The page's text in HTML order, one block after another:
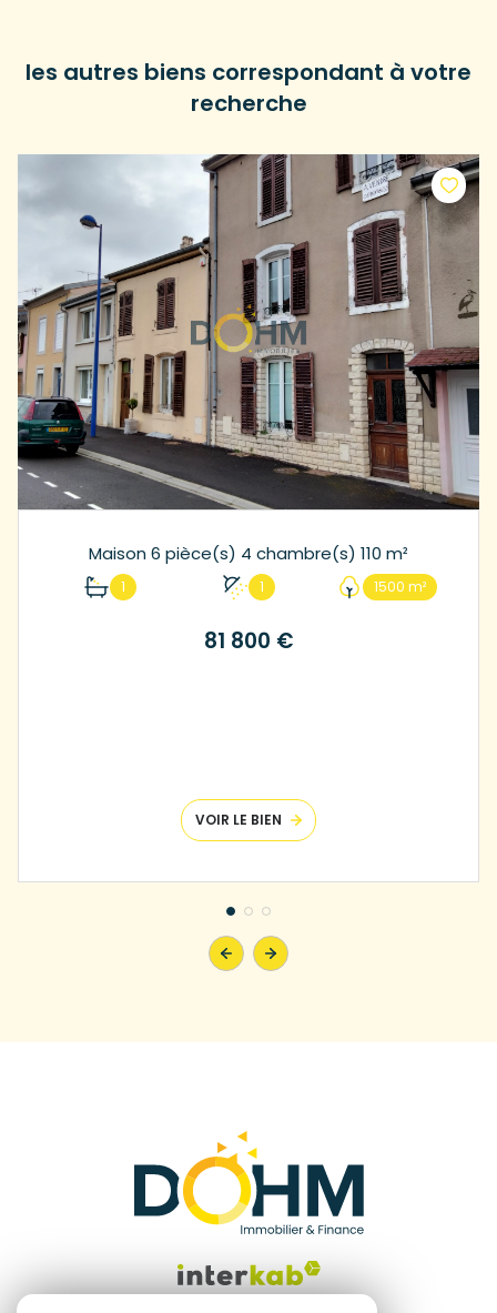
les autres biens correspondant à votre
recherche
Maison 6 pièce(s) 4 chambre(s) 110 m²
1 1 1500 m²
81 800 €
VOIR LE BIEN